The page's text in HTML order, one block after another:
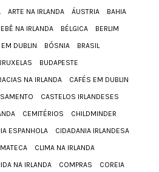
ARTE NA IRLANDA ÁUSTRIA
BAHIA
NA IRLANDA BÉLGICA
BERLIM
DUBLIN BÓSNIA
BRASIL
BUDAPESTE
NA IRLANDA
CAFÉS EM DUBLIN
CASTELOS IRLANDESES
CEMITÉRIOS
CHILDMINDER
ESPANHOLA
CIDADANIA IRLANDESA
CLIMA NA IRLANDA
NA IRLANDA COMPRAS
COREIA